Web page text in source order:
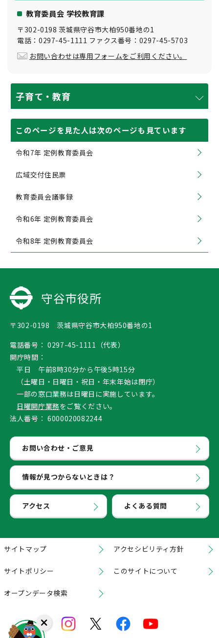
教育委員会 学校教育課
〒302-0198 茨城県守谷市大柏950番地の1
電話：0297-45-1111 ファクス番号：0297-45-5703
お問い合わせは専用フォームをご利用ください。
子育て・教育
このページを見た人は次のページも見ています
令和7年 定例教育委員会
広域交付住民票
教育委員会議事録
令和6年 定例教育委員会
令和8年 定例教育委員会
守谷市役所
〒302-0198 茨城県守谷市大柏950番地の1
電話番号： 0297-45-1111（代表）
開庁時間：
平日 午前8時30分から午後5時15分
（土曜日・日曜日・祝日・年末年始は閉庁）
一部の窓口業務は日曜日に実施しています。
日曜開庁業務をご覧ください。
法人番号： 6000020082244
お問い合わせ・ご意見
情報が見つからないときは？
アクセス よくある質問
サイトマップ アクセシビリティ方針
サイトポリシー このサイトについて
オープンデータ検索